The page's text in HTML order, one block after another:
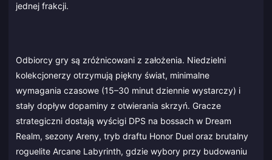
jednej frakcji.
Odbiorcy gry są zróżnicowani z założenia. Niedzielni
kolekcjonerzy otrzymują piękny świat, minimalne
wymagania czasowe (15–30 minut dziennie wystarczy) i
stały dopływ dopaminy z otwierania skrzyń. Gracze
strategiczni dostają wyścigi DPS na bossach w Dream
Realm, sezony Areny, tryb draftu Honor Duel oraz brutalny
roguelite Arcane Labyrinth, gdzie wybory przy budowaniu